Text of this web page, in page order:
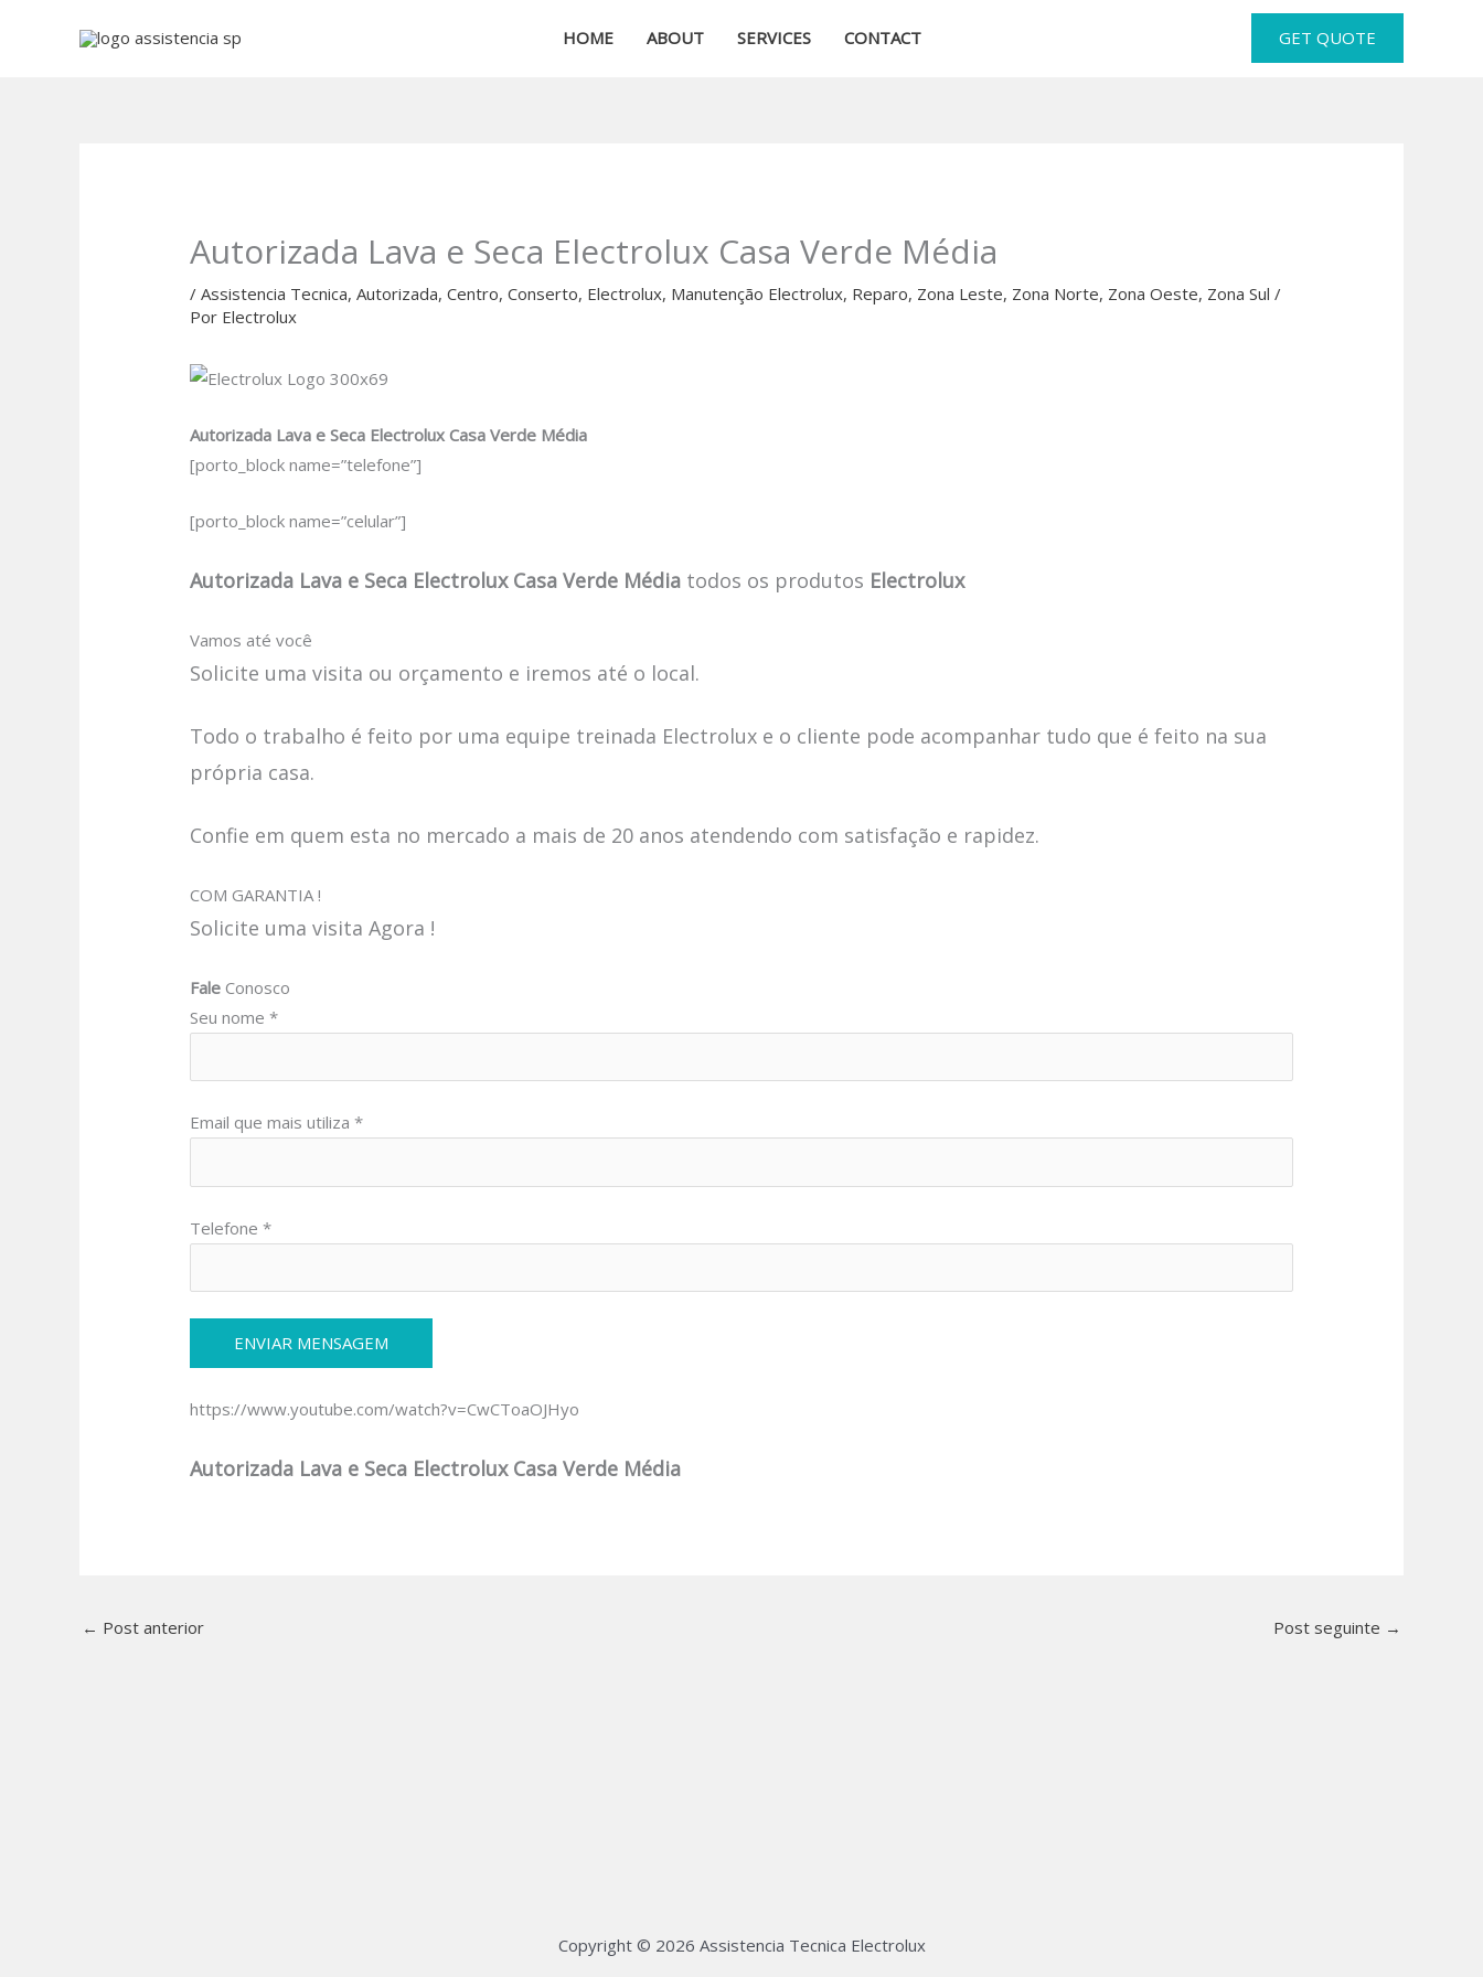
HOME ABOUT SERVICES CONTACT GET QUOTE
Autorizada Lava e Seca Electrolux Casa Verde Média
/Assistencia Tecnica,Autorizada,Centro,Conserto, Electrolux, Manutenção Electrolux, Reparo, Zona Leste, Zona Norte, Zona Oeste, Zona Sul /
Por Electrolux
Autorizada Lava e Seca Electrolux Casa Verde Média
[porto_block name=”telefone”]
[porto_block name=”celular”]
Autorizada Lava e Seca Electrolux Casa Verde Média todos os produtos Electrolux
Vamos até você
Solicite uma visita ou orçamento e iremos até o local.
Todo o trabalho é feito por uma equipe treinada Electrolux e o cliente pode acompanhar tudo que é feito na sua
própria casa.
Confie em quem esta no mercado a mais de 20 anos atendendo com satisfação e rapidez.
COM GARANTIA !
Solicite uma visita Agora !
Fale Conosco
Seu nome *
Email que mais utiliza *
Telefone *
https://www.youtube.com/watch?v=CwCToaOJHyo
Autorizada Lava e Seca Electrolux Casa Verde Média
← Post anterior Post seguinte →
Copyright © 2026 Assistencia Tecnica Electrolux